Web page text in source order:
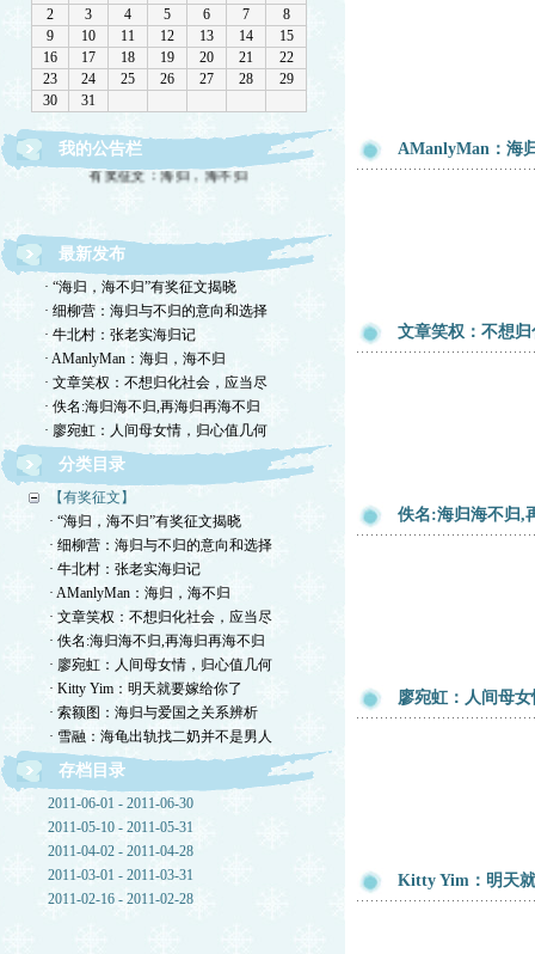
我的公告栏
有奖征文：海归，海不归
最新发布
· “海归，海不归”有奖征文揭晓
· 细柳营：海归与不归的意向和选择
· 牛北村：张老实海归记
· AManlyMan：海归，海不归
· 文章笑权：不想归化社会，应当尽
· 佚名:海归海不归,再海归再海不归
· 廖宛虹：人间母女情，归心值几何
分类目录
【有奖征文】
· “海归，海不归”有奖征文揭晓
· 细柳营：海归与不归的意向和选择
· 牛北村：张老实海归记
· AManlyMan：海归，海不归
· 文章笑权：不想归化社会，应当尽
· 佚名:海归海不归,再海归再海不归
· 廖宛虹：人间母女情，归心值几何
· Kitty Yim：明天就要嫁给你了
· 索额图：海归与爱国之关系辨析
· 雪融：海龟出轨找二奶并不是男人
存档目录
2011-06-01 - 2011-06-30
2011-05-10 - 2011-05-31
2011-04-02 - 2011-04-28
2011-03-01 - 2011-03-31
2011-02-16 - 2011-02-28
AManlyMan：海
文章笑权：不想
佚名:海归海不归,
廖宛虹：人间母
Kitty Yim：明天